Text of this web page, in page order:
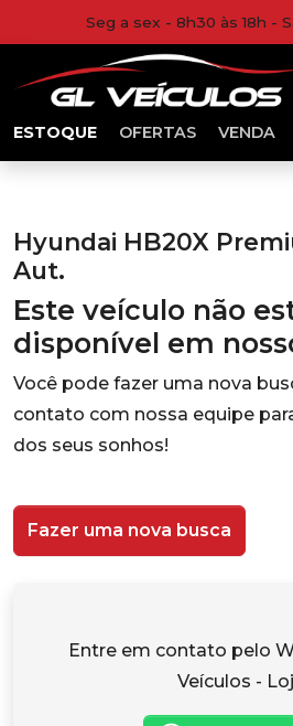
Seg a sex - 8h30 às 18h -
ESTOQUE OFERTAS VENDA
Hyundai HB20X
Aut.
Este veículo não
disponível em
Você pode fazer uma nova
contato com nossa equipe
dos seus sonhos!
Fazer uma nova busca
Entre em contato pelo
Veículos -